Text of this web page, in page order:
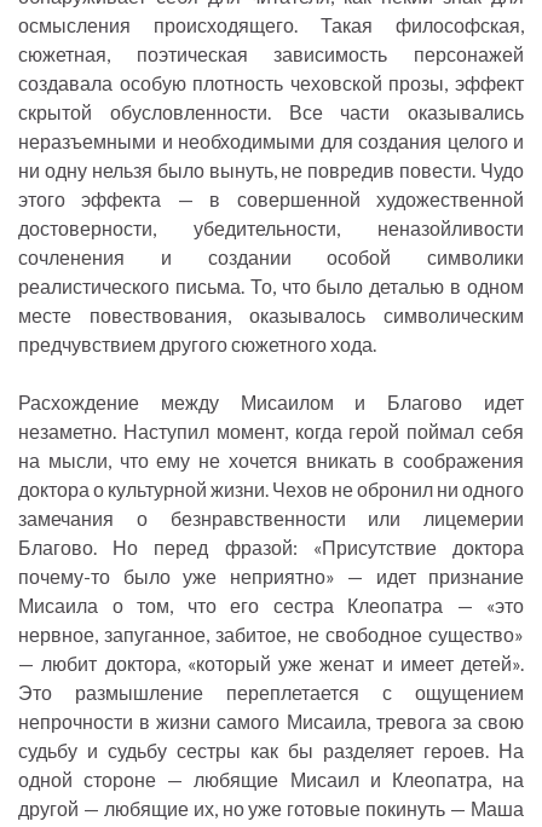
осмысления происходящего. Такая философская,
сюжетная, поэтическая зависимость персонажей
создавала особую плотность чеховской прозы, эффект
скрытой обусловленности. Все части оказывались
неразъемными и необходимыми для создания целого и
ни одну нельзя было вынуть, не повредив повести. Чудо
этого эффекта — в совершенной художественной
достоверности, убедительности, неназойливости
сочленения и создании особой символики
реалистического письма. То, что было деталью в одном
месте повествования, оказывалось символическим
предчувствием другого сюжетного хода.
Расхождение между Мисаилом и Благово идет
незаметно. Наступил момент, когда герой поймал себя
на мысли, что ему не хочется вникать в соображения
доктора о культурной жизни. Чехов не обронил ни одного
замечания о безнравственности или лицемерии
Благово. Но перед фразой: «Присутствие доктора
почему-то было уже неприятно» — идет признание
Мисаила о том, что его сестра Клеопатра — «это
нервное, запуганное, забитое, не свободное существо»
— любит доктора, «который уже женат и имеет детей».
Это размышление переплетается с ощущением
непрочности в жизни самого Мисаила, тревога за свою
судьбу и судьбу сестры как бы разделяет героев. На
одной стороне — любящие Мисаил и Клеопатра, на
другой — любящие их, но уже готовые покинуть — Маша